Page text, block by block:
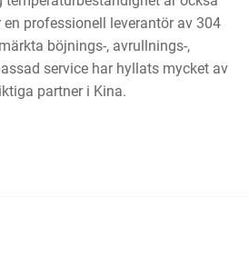
professionell leverantör av 304
böjnings-, avrullnings-,
service har hyllats mycket av
partner i Kina.